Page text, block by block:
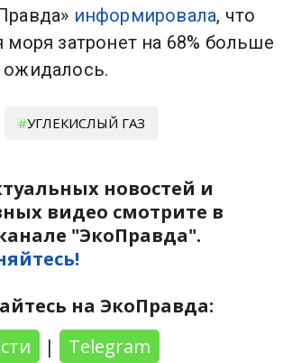
информировала, что
моря затронет на 68% больше
УГЛЕКИСЛЫЙ ГАЗ
новостей и
видео смотрите в
"ЭкоПравда".
на ЭкоПравда:
| Telegram